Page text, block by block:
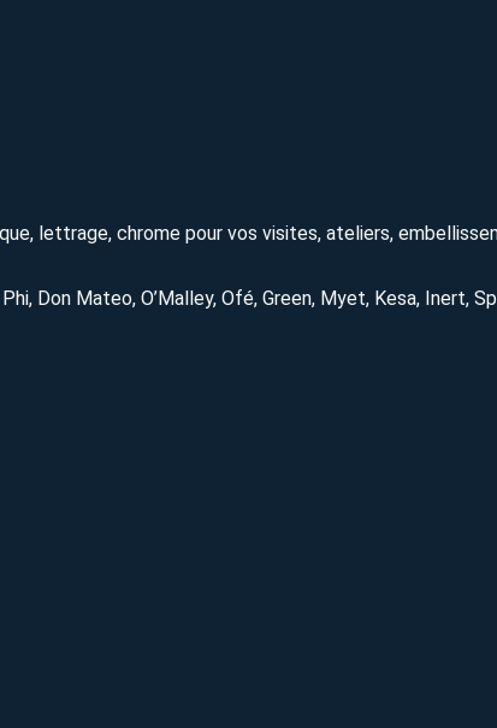
lettrage, chrome pour vos visites, ateliers,
Don Mateo, O’Malley, Ofé, Green, Myet, Kesa, Inert,